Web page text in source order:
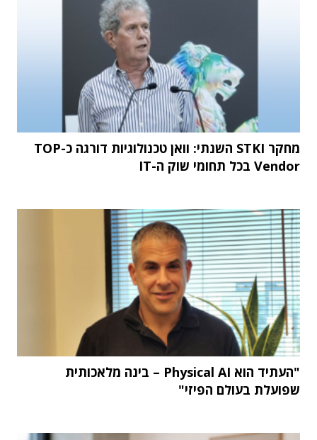
מחקר STKI השנתי: וואן טכנולוגיות דורגה כ-TOP
Vendor בכל תחומי שוק ה-IT
"העתיד הוא Physical AI – בינה מלאכותית
שפועלת בעולם הפיזי"